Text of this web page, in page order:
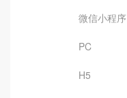
微信小程序
PC
H5